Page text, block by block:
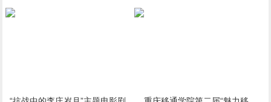
大赛湘潭市作品征集正在进行中